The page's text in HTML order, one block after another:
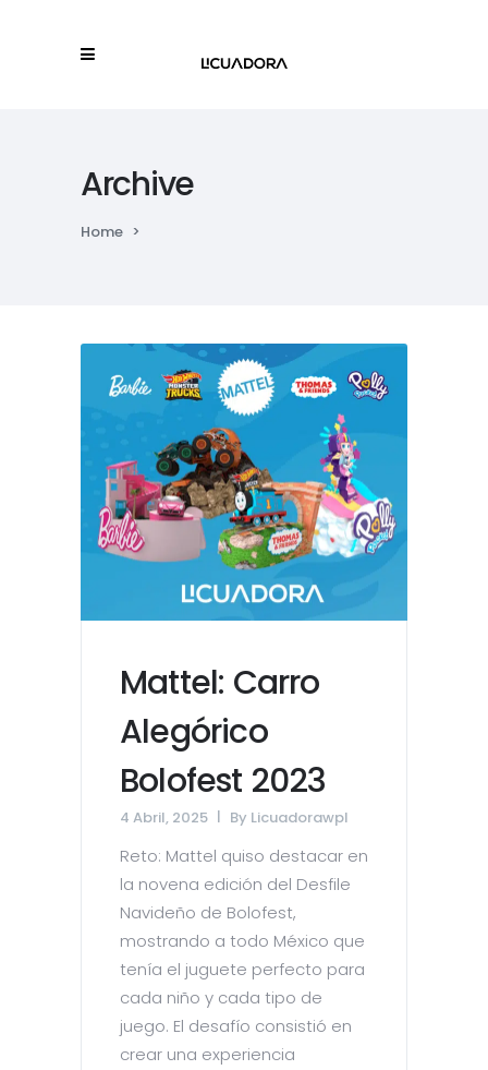
Archive
Home >
Mattel: Carro
Alegórico
Bolofest 2023
4 Abril, 2025 By Licuadorawpl
Reto: Mattel quiso destacar en
la novena edición del Desfile
Navideño de Bolofest,
mostrando a todo México que
tenía el juguete perfecto para
cada niño y cada tipo de
juego. El desafío consistió en
crear una experiencia